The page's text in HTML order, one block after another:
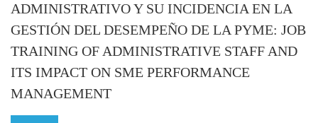
ADMINISTRATIVO Y SU INCIDENCIA EN LA
GESTIÓN DEL DESEMPEÑO DE LA PYME: JOB
TRAINING OF ADMINISTRATIVE STAFF AND
ITS IMPACT ON SME PERFORMANCE
MANAGEMENT